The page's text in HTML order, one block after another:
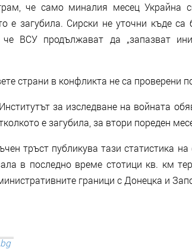
че само миналия месец Украйна
е загубила. Сирски не уточни къде са
ВСУ продължават да „запазват
страни в конфликта не са проверени
за изследване на войната
е загубила, за втори пореден
тръст публикува тази статистика
в последно време стотици кв. км
граници с Донецка и